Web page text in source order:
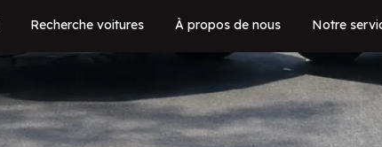
Recherche voitures À propos de nous Notre